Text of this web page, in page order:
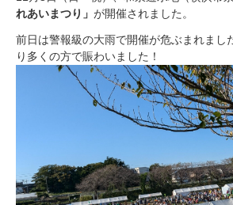
れあいまつり」 が開催されました。
前日は警報級の大雨で開催が危ぶまれまし
り多くの方で賑わいました！